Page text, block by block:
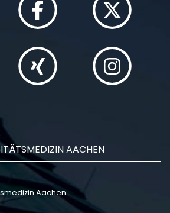
AACHEN
Aachen: